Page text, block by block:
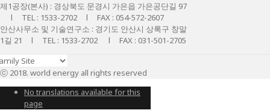
제1공장(본사) : 경상북도 문경시 가은읍 가은공단길 97
l TEL : 1533-2702 l FAX : 054-572-2607
안산사무소 및 기술연구소 : 경기도 안산시 상록구 창말
1길 21 l TEL : 1533-2702 l FAX : 031-501-2705
ⓒ 2018. world energy all rights reserved
No translations available for this
page